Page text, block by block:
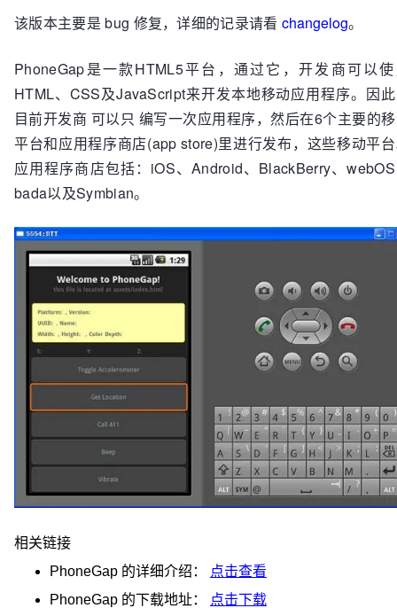
该版本主要是 bug 修复，详细的记录请看changelog。
PhoneGap是一款HTML5平台，通过它，开发商可以
HTML、CSS及JavaScript来开发本地移动应用程序。因
目前开发商 可以只 编写一次应用程序，然后在6个主要的
平台和应用程序商店(app store)里进行发布，这些移动平
应用程序商店包括：iOS、Android、BlackBerry、
bada以及Symbian。
相关链接
PhoneGap 的详细介绍：
点击查看
PhoneGap 的下载地址： 点击下载